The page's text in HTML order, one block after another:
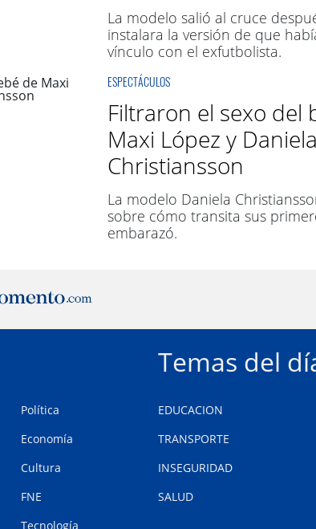
La modelo salió al cruce
instalara la versión de que
vínculo con el exfutbolista.
ESPECTÁCULOS
Filtraron el sexo del
Maxi López y Daniela
Christiansson
La modelo Daniela
sobre cómo transita sus
embarazó.
Política
Economía
Cultura
FNE
Tecnología
Temas del
EDUCACION
TRANSPORTE
INSEGURIDAD
SALUD